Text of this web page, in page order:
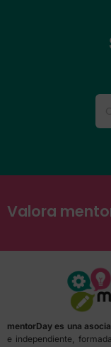
Valora
mentorDay es una
e independiente,